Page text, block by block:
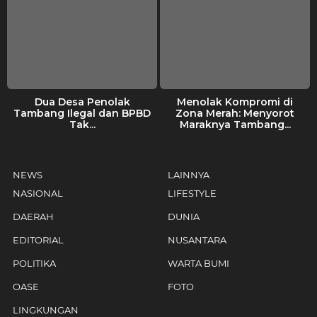
Dua Desa Penolak
Tambang Ilegal dan BPBD
Tak...
Menolak Kompromi di
Zona Merah: Menyorot
Maraknya Tambang...
NEWS
NASIONAL
DAERAH
EDITORIAL
POLITIKA
OASE
LINGKUNGAN
LAINNYA
LIFESTYLE
DUNIA
NUSANTARA
WARTA BUMI
FOTO